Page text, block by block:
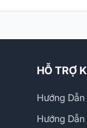
HỖ TRỢ
Hướng
Hướng